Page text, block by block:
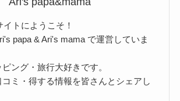
トにようこそ！
papa & Ari's mama で運営していま
ング・旅行大好きです。
ミ・得する情報を皆さんとシェアし